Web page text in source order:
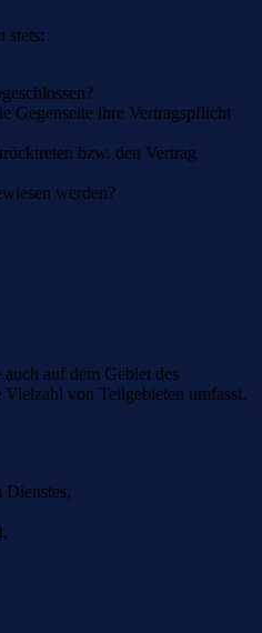
stets:
Gegenseite ihre Vertragspflicht
bzw. den Vertrag
werden?
auf dem Gebiet des
von Teilgebieten umfasst,
Dienstes,